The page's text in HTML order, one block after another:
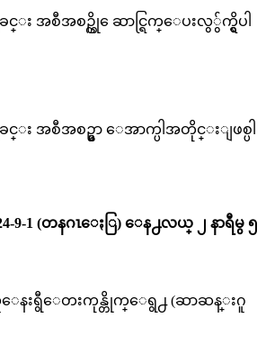
း အစီအစဥ္ကို ေဆာင္ရြက္ေပးလွွ်က္ရွိပါ
အစီအစဥ္မွာ ေအာက္ပါအတိုင္းျဖစ္ပါ
9-1 (တနဂၤေႏြ) ေန႕လယ္ ၂ နာရီမွ ၅
နးရွီေတးကုန္တိုက္ေရွ႕ (ဆာဆန္းဂူ